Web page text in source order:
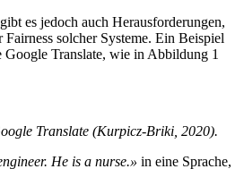
es jedoch auch Herausforderungen,
Fairness solcher Systeme. Ein Beispiel
Google Translate, wie in Abbildung 1
Translate (Kurpicz-Briki, 2020).
He is a nurse.» in eine Sprache,